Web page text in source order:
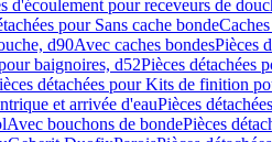
d'écoulement pour receveurs de
pour Sans cache bonde
d90Avec caches bondesPièces
baignoires, d52Pièces détachées
détachées pour Kits de finition
et arrivée d'eauPièces
Avec bouchons de bondePièces